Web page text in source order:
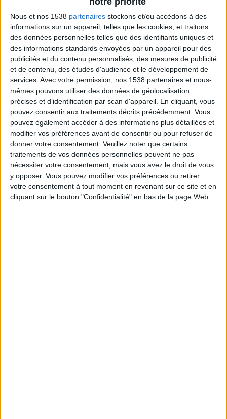
Nous et nos 1538 partenaires stockons et/ou accédons à des
informations sur un appareil, telles que les cookies, et traitons
des données personnelles telles que des identifiants uniques et
des informations standards envoyées par un appareil pour des
publicités et du contenu personnalisés, des mesures de publicité
et de contenu, des études d'audience et le développement de
services. Avec votre permission, nos 1538 partenaires et nous-
mêmes pouvons utiliser des données de géolocalisation
précises et d’identification par scan d'appareil. En cliquant, vous
pouvez consentir aux traitements décrits précédemment. Vous
pouvez également accéder à des informations plus détaillées et
modifier vos préférences avant de consentir ou pour refuser de
donner votre consentement. Veuillez noter que certains
traitements de vos données personnelles peuvent ne pas
nécessiter votre consentement, mais vous avez le droit de vous
y opposer. Vous pouvez modifier vos préférences ou retirer
votre consentement à tout moment en revenant sur ce site et en
cliquant sur le bouton "Confidentialité" en bas de la page Web.
ces gâteaux ?
Webinaires en direct Voir tout
Peut-on remplacer la viande par des féculents ?
Consultation diététique du 05/08/2026